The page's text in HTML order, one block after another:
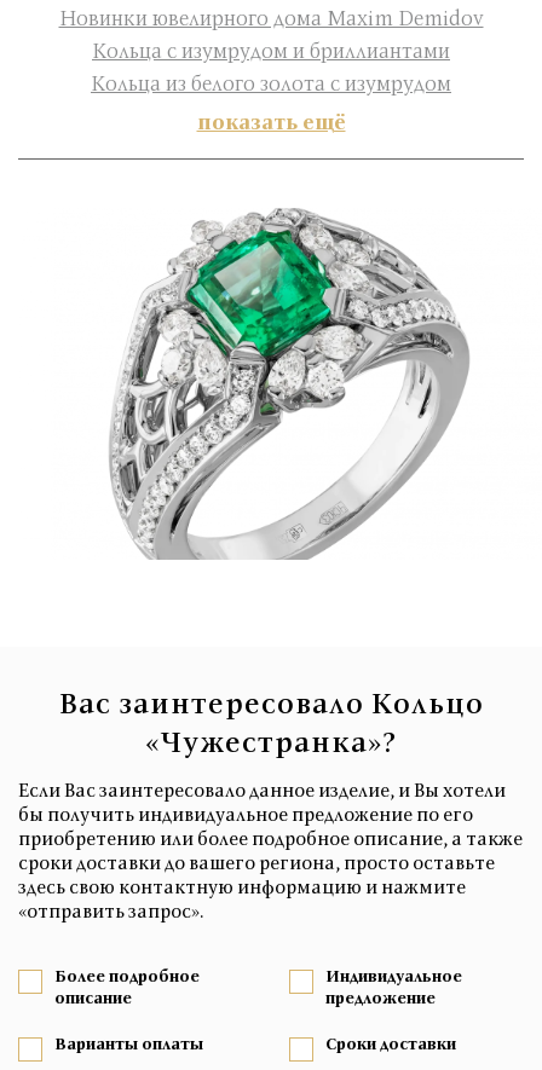
Новинки ювелирного дома Maxim Demidov
Кольца с изумрудом и бриллиантами
Кольца из белого золота с изумрудом
показать ещё
Вас заинтересовало Кольцо
«Чужестранка»?
Если Вас заинтересовало данное изделие, и Вы хотели
бы получить индивидуальное предложение по его
приобретению или более подробное описание, а также
сроки доставки до вашего региона, просто оставьте
здесь свою контактную информацию и нажмите
«отправить запрос».
Более подробное
описание
Индивидуальное
предложение
Варианты оплаты Сроки доставки